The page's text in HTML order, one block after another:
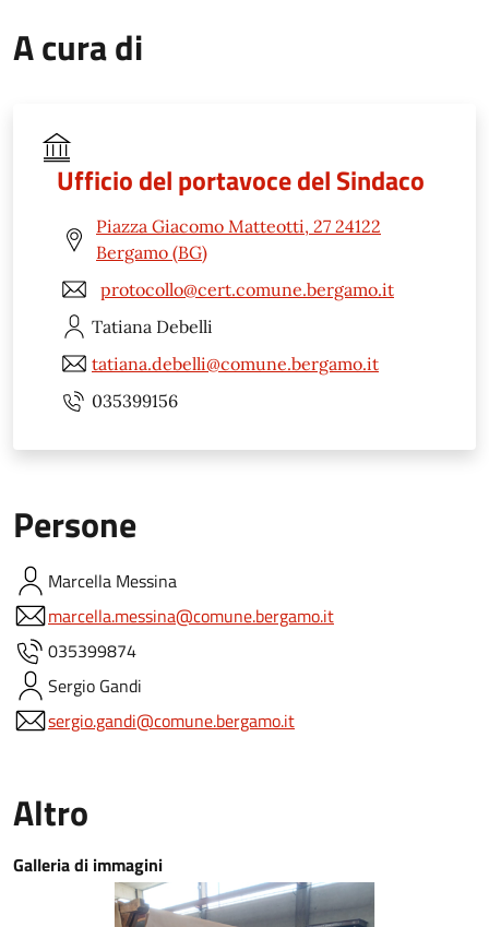
A cura di
Ufficio del portavoce del Sindaco
Piazza Giacomo Matteotti, 27 24122
Bergamo (BG)
protocollo@cert.comune.bergamo.it
Tatiana Debelli
tatiana.debelli@comune.bergamo.it
035399156
Persone
Marcella Messina
marcella.messina@comune.bergamo.it
035399874
Sergio Gandi
sergio.gandi@comune.bergamo.it
Altro
Galleria di immagini